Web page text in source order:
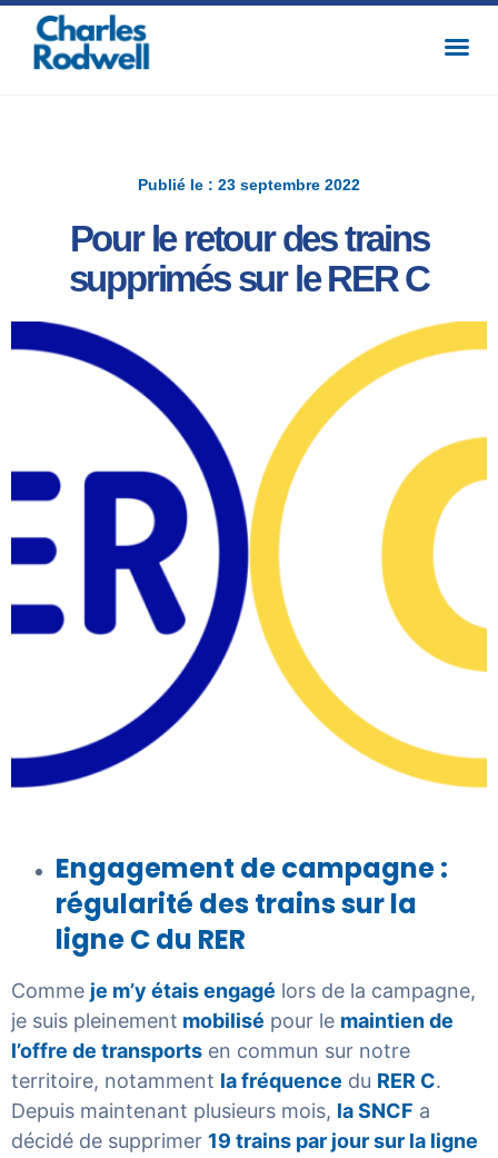
Publié le : 23 septembre 2022
Pour le retour des trains
supprimés sur le RER C
Engagement de campagne :
régularité des trains sur la
ligne C du RER
Comme je m’y étais engagé lors de la campagne,
je suis pleinement mobilisé pour le maintien de
l’offre de transports en commun sur notre
territoire, notamment la fréquence du RER C.
Depuis maintenant plusieurs mois, la SNCF a
décidé de supprimer 19 trains par jour sur la ligne